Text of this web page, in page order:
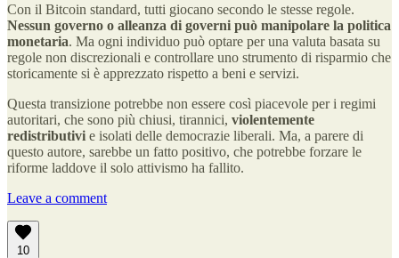
Con il Bitcoin standard, tutti giocano secondo le stesse regole.
Nessun governo o alleanza di governi può manipolare la politica
monetaria. Ma ogni individuo può optare per una valuta basata su
regole non discrezionali e controllare uno strumento di risparmio che
storicamente si è apprezzato rispetto a beni e servizi.
Questa transizione potrebbe non essere così piacevole per i regimi
autoritari, che sono più chiusi, tirannici, violentemente
redistributivi e isolati delle democrazie liberali. Ma, a parere di
questo autore, sarebbe un fatto positivo, che potrebbe forzare le
riforme laddove il solo attivismo ha fallito.
Leave a comment
10